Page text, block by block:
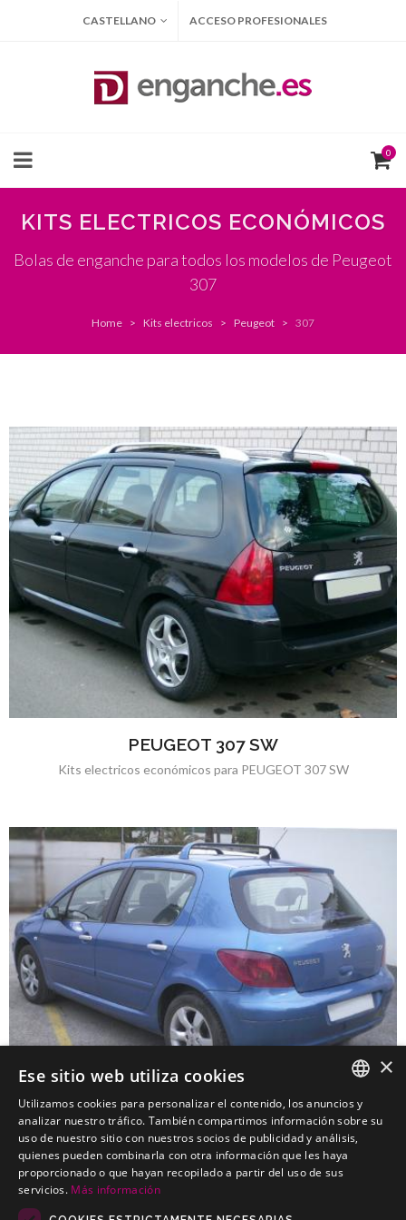
CASTELLANO ACCESO PROFESIONALES
0
KITS ELECTRICOS ECONÓMICOS
Bolas de enganche para todos los modelos de Peugeot
307
Home Kits electricos Peugeot 307
PEUGEOT 307 SW
Kits electricos económicos para PEUGEOT 307 SW
PEUGEOT 307 Turismo
Kits electricos económicos para PEUGEOT 307 Turismo
SPANISH
PORTUGUESE
×
Ese sitio web utiliza cookies
Utilizamos cookies para personalizar el contenido, los anuncios y
analizar nuestro tráfico. También compartimos información sobre su
uso de nuestro sitio con nuestros socios de publicidad y análisis,
quienes pueden combinarla con otra información que les haya
proporcionado o que hayan recopilado a partir del uso de sus
servicios. Más información